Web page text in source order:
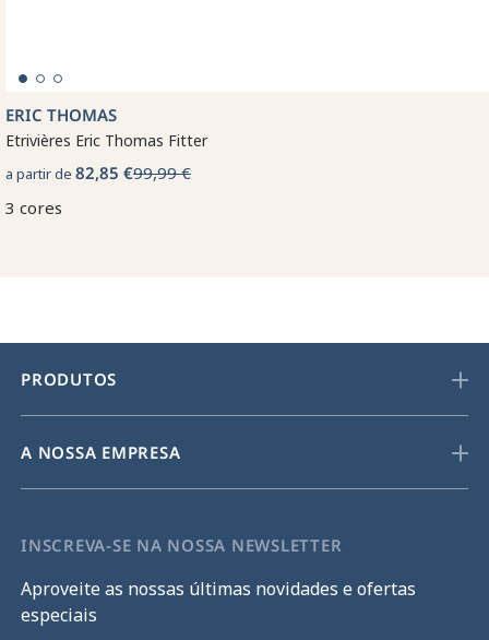
ERIC THOMAS
Etrivières Eric Thomas Fitter
a partir de 82,85 €99,99 €
3 cores
PRODUTOS
A NOSSA EMPRESA
INSCREVA-SE NA NOSSA NEWSLETTER
Aproveite as nossas últimas novidades e ofertas
especiais